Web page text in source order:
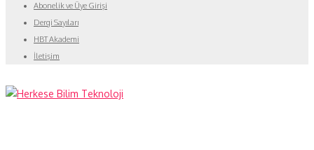
Abonelik ve Üye Girişi
Dergi Sayıları
HBT Akademi
İletişim